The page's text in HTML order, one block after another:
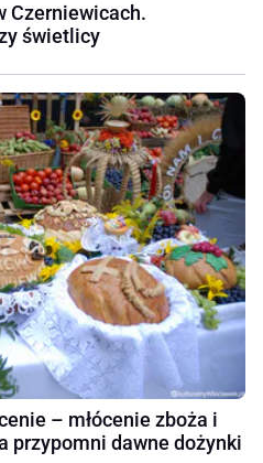
Czerniewicach.
świetlicy
– młócenie zboża i
przypomni dawne dożynki